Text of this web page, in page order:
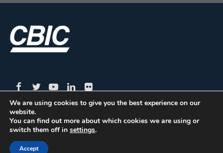
CBIC | SBN Quadra 01 – Bloco I – 4º Andar Edifício:
Armando Monteiro Neto - CEP 70.040-913 - Brasília/DF
We are using cookies to give you the best experience on our
website.
You can find out more about which cookies we are using or
switch them off in settings.
Accept